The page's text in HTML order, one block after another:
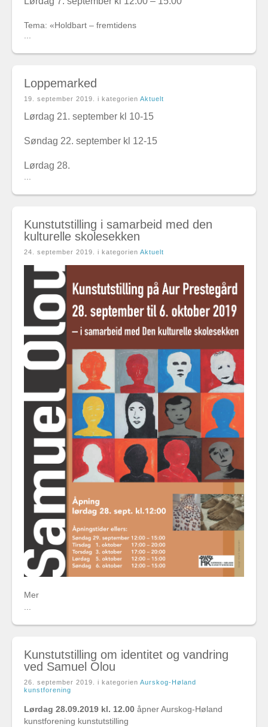
Tema: «Holdbart – fremtidens
...
Loppemarked
19. september 2019 . i kategorien Aktuelt
Lørdag 21. september kl 10-15
Søndag 22. september kl 12-15
Lørdag 28.
...
Kunstutstilling i samarbeid med den
kulturelle skolesekken
24. september 2019 . i kategorien Aktuelt
Mer
Kunstutstilling om identitet og vandring
ved Samuel Olou
26. september 2019 . i kategorien Aurskog-Høland
kunstforening
Lørdag 28.09.2019 kl. 12.00 åpner Aurskog-Høland
kunstforening kunstutstilling